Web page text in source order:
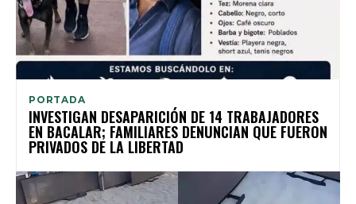
PORTADA
INVESTIGAN DESAPARICIÓN DE 14 TRABAJADORES
EN BACALAR; FAMILIARES DENUNCIAN QUE FUERON
PRIVADOS DE LA LIBERTAD